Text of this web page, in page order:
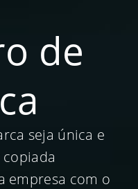
de
seja única e
empresa com o